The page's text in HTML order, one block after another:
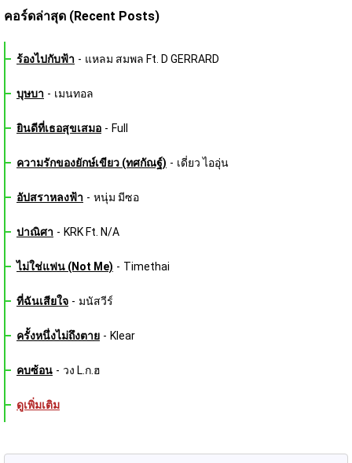
คอร์ดล่าสุด (Recent Posts)
ร้องไปกับฟ้า - แหลม สมพล Ft. D GERRARD
บุษบา - เมนทอล
ยินดีที่เธอสุขเสมอ - Full
ความรักของยักษ์เขียว (ทศกัณฐ์) - เดี่ยว ไออุ่น
อัปสราหลงฟ้า - หนุ่ม มีซอ
ปาณิศา - KRK Ft. N/A
ไม่ใช่แฟน (Not Me) - Timethai
ที่ฉันเสียใจ - มนัสวีร์
ครั้งหนึ่งไม่ถึงตาย - Klear
คบซ้อน - วง L.ก.ฮ
ดูเพิ่มเติม